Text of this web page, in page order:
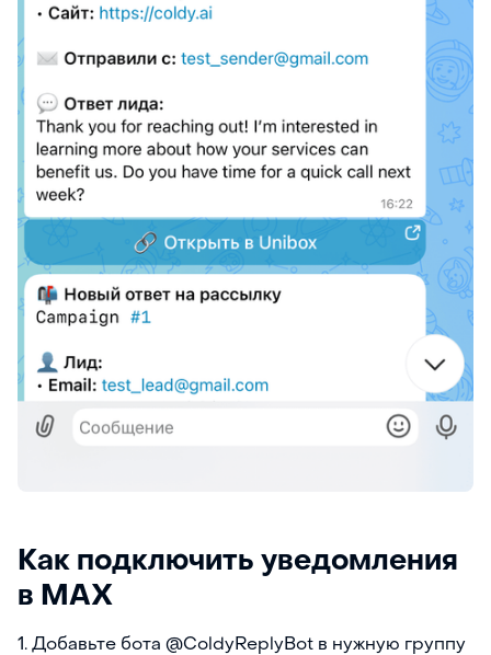
Как подключить уведомления
в MAX
1. Добавьте бота @ColdyReplyBot в нужную группу